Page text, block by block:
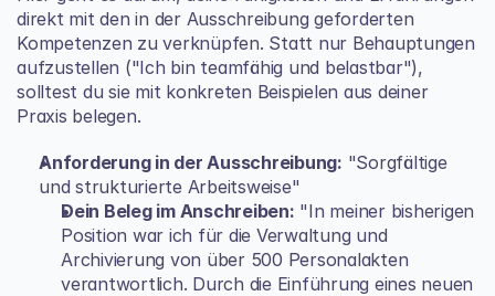
direkt mit den in der Ausschreibung geforderten
Kompetenzen zu verknüpfen. Statt nur Behauptungen
aufzustellen ("Ich bin teamfähig und belastbar"),
solltest du sie mit konkreten Beispielen aus deiner
Praxis belegen.
Anforderung in der Ausschreibung: "Sorgfältige
und strukturierte Arbeitsweise"
Dein Beleg im Anschreiben: "In meiner bisherigen
Position war ich für die Verwaltung und
Archivierung von über 500 Personalakten
verantwortlich. Durch die Einführung eines neuen